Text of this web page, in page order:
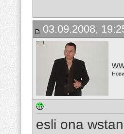
03.09.2008,
esli ona